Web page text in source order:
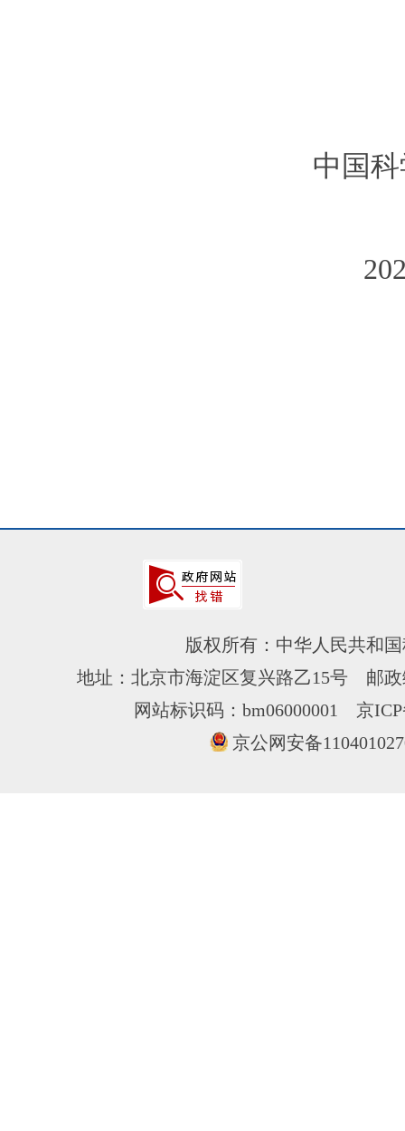
中国
版权所有：中华人民共和
地址：北京市海淀区复兴路乙15号 邮
网站标识码：bm06000001 京
京公网安备